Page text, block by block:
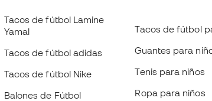
Tacos de fútbol Lamine
Yamal
Tacos de fútbol adidas
Tacos de fútbol Nike
Balones de Fútbol
Tacos de fútbol
Guantes para
Tenis para niños
Ropa para niños